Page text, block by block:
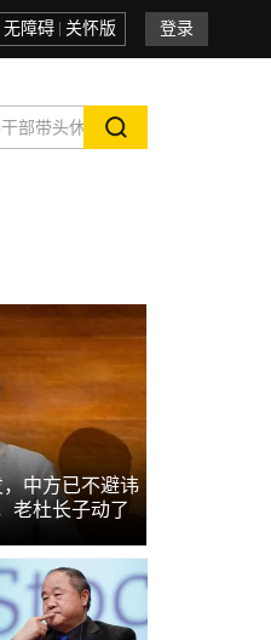
无障碍 关怀版 登录
中方已不避讳
老杜长子动了